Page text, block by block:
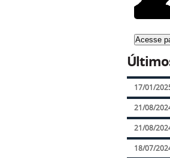
17/01/
21/08/
21/08/
18/07/